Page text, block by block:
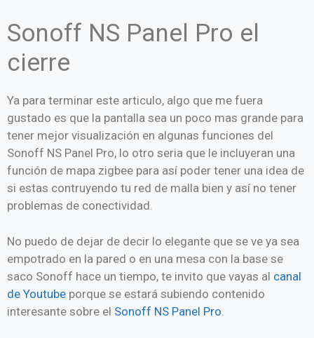
Sonoff NS Panel Pro el
cierre
Ya para terminar este articulo, algo que me fuera
gustado es que la pantalla sea un poco mas grande para
tener mejor visualización en algunas funciones del
Sonoff NS Panel Pro, lo otro seria que le incluyeran una
función de mapa zigbee para así poder tener una idea de
si estas contruyendo tu red de malla bien y así no tener
problemas de conectividad.
No puedo de dejar de decir lo elegante que se ve ya sea
empotrado en la pared o en una mesa con la base se
saco Sonoff hace un tiempo, te invito que vayas al canal
de Youtube porque se estará subiendo contenido
interesante sobre el Sonoff NS Panel Pro